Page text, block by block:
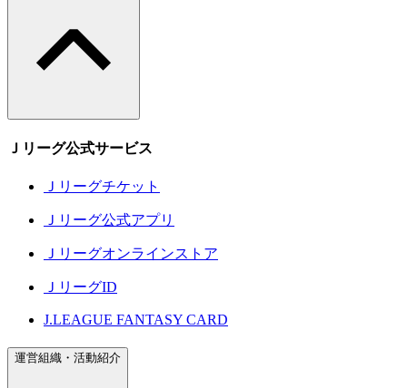
Ｊリーグ公式サービス
Ｊリーグチケット
Ｊリーグ公式アプリ
Ｊリーグオンラインストア
ＪリーグID
J.LEAGUE FANTASY CARD
運営組織・活動紹介